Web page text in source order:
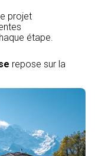
projet
étape.
repose sur la